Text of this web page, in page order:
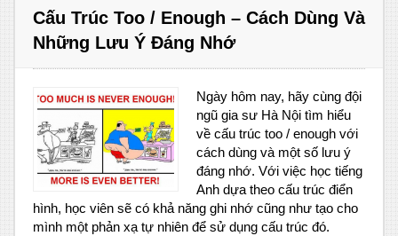
Cấu Trúc Too / Enough – Cách Dùng Và
Những Lưu Ý Đáng Nhớ
Ngày hôm nay, hãy cùng đội
ngũ gia sư Hà Nội tìm hiểu
về cấu trúc too / enough với
cách dùng và một số lưu ý
đáng nhớ. Với việc học tiếng
Anh dựa theo cấu trúc điển
hình, học viên sẽ có khả năng ghi nhớ cũng như tạo cho
mình một phản xạ tự nhiên để sử dụng cấu trúc đó.